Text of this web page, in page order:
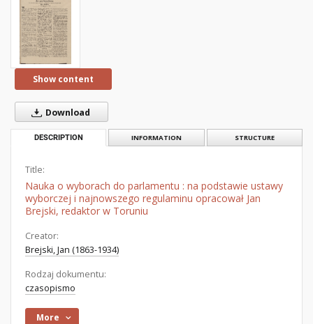
Show content
Download
DESCRIPTION INFORMATION STRUCTURE
Title:
Nauka o wyborach do parlamentu : na podstawie ustawy
wyborczej i najnowszego regulaminu opracował Jan
Brejski, redaktor w Toruniu
Creator:
Brejski, Jan (1863-1934)
Rodzaj dokumentu:
czasopismo
More